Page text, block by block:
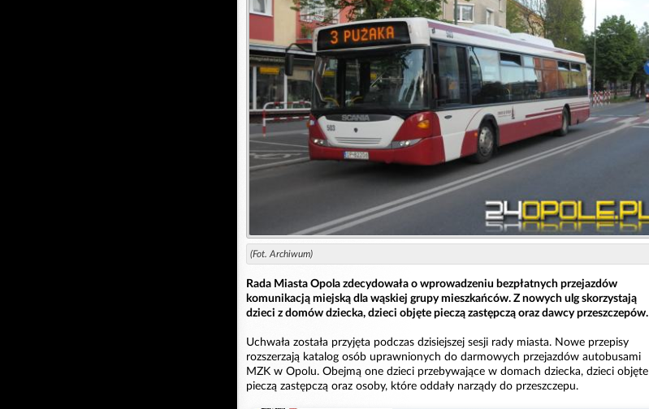
(Fot. Archiwum)
Rada Miasta Opola zdecydowała o wprowadzeniu bezpłatnych przejazdów
komunikacją miejską dla wąskiej grupy mieszkańców. Z nowych ulg skorzystają
dzieci z domów dziecka, dzieci objęte pieczą zastępczą oraz dawcy przeszczepów.
Uchwała została przyjęta podczas dzisiejszej sesji rady miasta. Nowe przepisy
rozszerzają katalog osób uprawnionych do darmowych przejazdów autobusami
MZK w Opolu. Obejmą one dzieci przebywające w domach dziecka, dzieci objęte
pieczą zastępczą oraz osoby, które oddały narządy do przeszczepu.